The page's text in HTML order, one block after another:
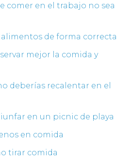
comer en el trabajo no sea
de forma correcta
mejor la comida y
deberías recalentar en el
en un picnic de playa
en comida
tirar comida